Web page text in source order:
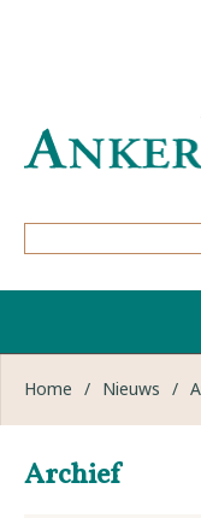
Home
Strafzaken
Home / Nieuws /
Archief